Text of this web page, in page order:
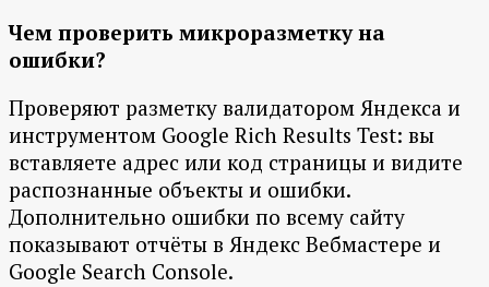
Чем проверить микроразметку на
ошибки?
Проверяют разметку валидатором Яндекса и
инструментом Google Rich Results Test: вы
вставляете адрес или код страницы и видите
распознанные объекты и ошибки.
Дополнительно ошибки по всему сайту
показывают отчёты в Яндекс Вебмастере и
Google Search Console.